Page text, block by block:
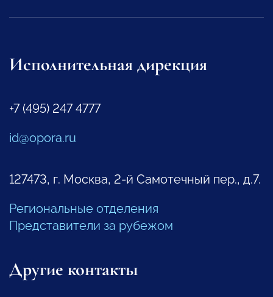
Исполнительная дирекция
+7 (495) 247 4777
id@opora.ru
127473, г. Москва, 2-й Самотечный пер., д.7.
Региональные отделения
Представители за рубежом
Другие контакты